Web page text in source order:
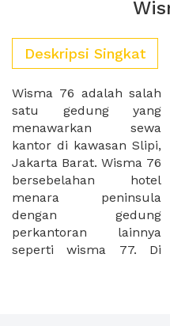
Deskripsi Singkat
Wisma 76 adalah salah
satu gedung yang
menawarkan sewa
kantor di kawasan Slipi,
Jakarta Barat. Wisma 76
bersebelahan hotel
menara peninsula
dengan gedung
perkantoran lainnya
seperti wisma 77. Di
gedung wisma 76
sendiri terdapat banyak
sekali perusahaan dan
start up yang akan
meningkatkan
networking anda dan
membuat bisnis anda